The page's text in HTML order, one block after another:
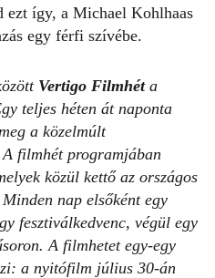
ezt így, a Michael Kohlhaas
egy férfi szívébe.
Vertigo Filmhét a
teljes héten át naponta
a közelmúlt
filmhét programjában
közül kettő az országos
nap elsőként egy
fesztiválkedvenc, végül egy
A filmhetet egy-egy
a nyitófilm július 30-án